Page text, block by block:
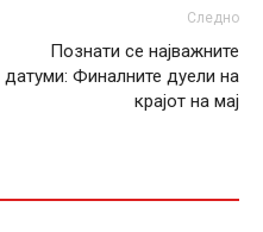
Следно
Познати се најважните
датуми: Финалните дуели на
крајот на мај